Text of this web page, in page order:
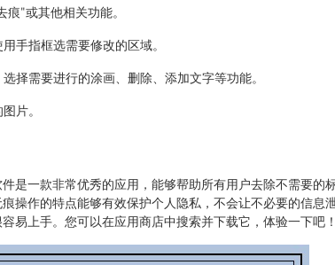
"或其他相关功能。
手指框选需要修改的区域。
择需要进行的涂画、删除、添加文字等功能。
片。
是一款非常优秀的应用，能够帮助所有用户去除不需要的
操作的特点能够有效保护个人隐私，不会让不必要的信息
易上手。您可以在应用商店中搜索并下载它，体验一下吧！